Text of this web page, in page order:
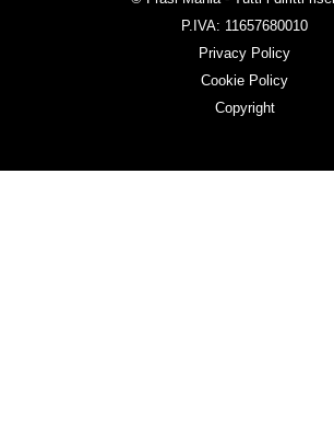
P.IVA: 11657680010
Privacy Policy
Cookie Policy
Copyright